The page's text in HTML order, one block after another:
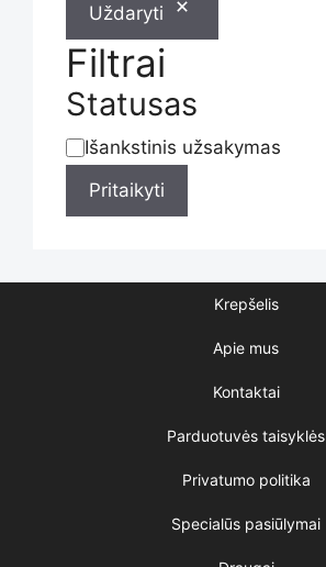
Uždaryti
Filtrai
Statusas
Statusas
Išankstinis užsakymas
Pritaikyti
Krepšelis
Apie mus
Kontaktai
Parduotuvės taisyklės
Privatumo politika
Specialūs pasiūlymai